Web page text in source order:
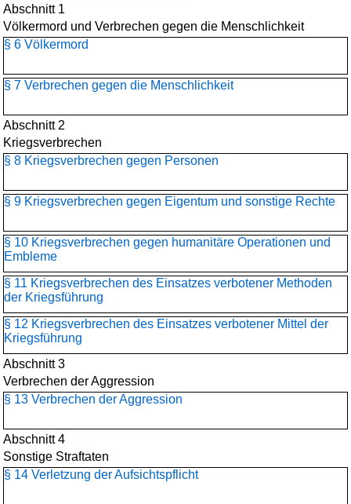
Abschnitt 1
Völkermord und Verbrechen gegen die Menschlichkeit
§ 6 Völkermord
§ 7 Verbrechen gegen die Menschlichkeit
Abschnitt 2
Kriegsverbrechen
§ 8 Kriegsverbrechen gegen Personen
§ 9 Kriegsverbrechen gegen Eigentum und sonstige Rechte
§ 10 Kriegsverbrechen gegen humanitäre Operationen und
Embleme
§ 11 Kriegsverbrechen des Einsatzes verbotener Methoden
der Kriegsführung
§ 12 Kriegsverbrechen des Einsatzes verbotener Mittel der
Kriegsführung
Abschnitt 3
Verbrechen der Aggression
§ 13 Verbrechen der Aggression
Abschnitt 4
Sonstige Straftaten
§ 14 Verletzung der Aufsichtspflicht